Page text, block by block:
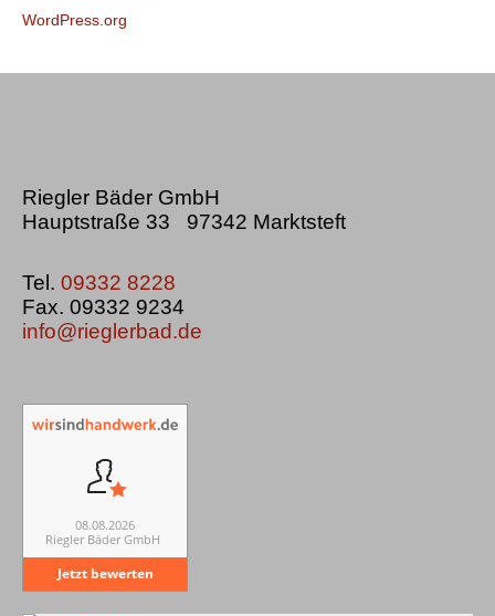
WordPress.org
Riegler Bäder GmbH
Hauptstraße 33 97342 Marktsteft
Tel. 09332 8228
Fax. 09332 9234
info@rieglerbad.de
08.08.2026
Riegler Bäder GmbH
Jetzt bewerten